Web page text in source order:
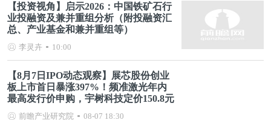
【投资视角】启示2026：中国铁矿石行
业投融资及兼并重组分析（附投融资汇
总、产业基金和兼并重组等）
李灵卉 10:00
【8月7日IPO动态观察】展芯股份创业
板上市首日暴涨397%！频准激光年内
最高发行价申购，宇树科技定价150.8元
前瞻产业研究院 08-07 18:30